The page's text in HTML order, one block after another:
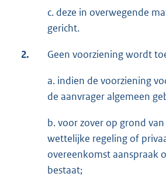
c. deze in overwegende
gericht.
2. Geen voorziening wordt
a. indien de voorziening
de aanvrager algemeen
b. voor zover op grond
wettelijke regeling of
overeenkomst aanspraak
bestaat;